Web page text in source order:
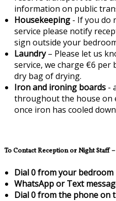
information on public
Housekeeping - If you do
service please notify
sign outside your
Laundry– Please let us
service, we charge €6
dry bag of drying.
Iron and ironing boards -
throughout the house on
once iron has cooled
To Contact Reception or Night Staff –
Dial 0 from your
WhatsApp or Text
Dial 0 from the phone on